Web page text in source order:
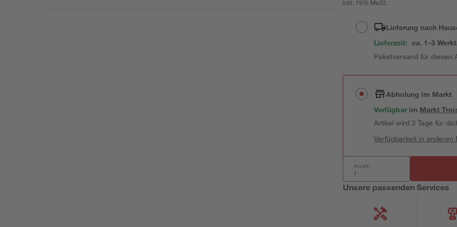
inkl. 19% MwSt.
Lieferung nach
Lieferzeit: ca. 1-3
Paketversand für diesen
Abholung im Markt
Verfügbar im Markt
Artikel wird 3 Tage für
Verfügbarkeit in anderen
Anzahl:
Unsere passenden Services